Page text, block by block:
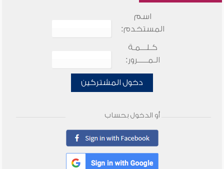
اسم
المستخدم:
كـلـــمـة
الـمـــــرور:
دخول المشتركين
أو الدخول بحساب